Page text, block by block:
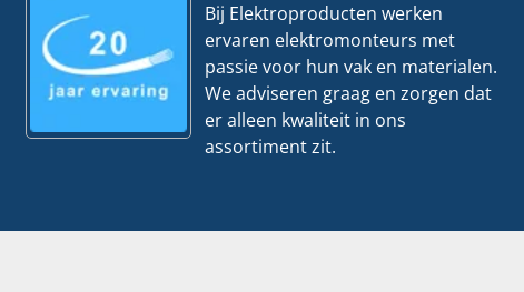
Bij Elektroproducten werken
ervaren elektromonteurs met
passie voor hun vak en materialen.
We adviseren graag en zorgen dat
er alleen kwaliteit in ons
assortiment zit.